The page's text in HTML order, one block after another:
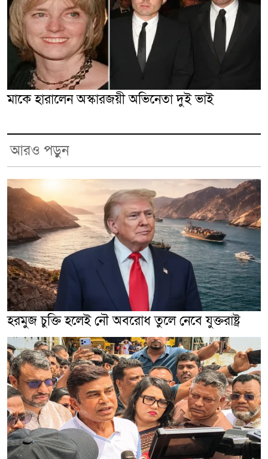
মাকে হারালেন অস্কারজয়ী অভিনেতা দুই ভাই
আরও পড়ুন
হরমুজ চুক্তি হলেই নৌ অবরোধ তুলে নেবে যুক্তরাষ্ট্র